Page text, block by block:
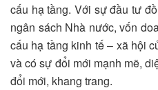
cấu hạ tầng. Với sự đầu tư
ngân sách Nhà nước, vốn
cấu hạ tầng kinh tế – xã hội
và có sự đổi mới mạnh mẽ,
đổi mới, khang trang.